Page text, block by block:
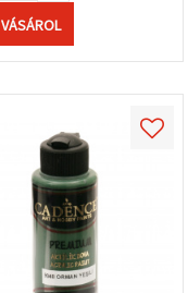
VÁSÁROL